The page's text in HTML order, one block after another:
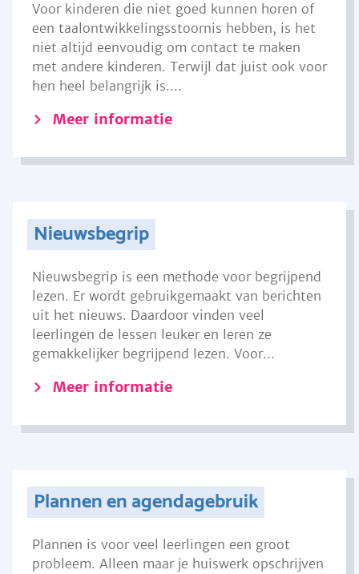
Voor kinderen die niet goed kunnen horen of
een taalontwikkelingsstoornis hebben, is het
niet altijd eenvoudig om contact te maken
met andere kinderen. Terwijl dat juist ook voor
hen heel belangrijk is....
Meer informatie
Nieuwsbegrip
Nieuwsbegrip is een methode voor begrijpend
lezen. Er wordt gebruikgemaakt van berichten
uit het nieuws. Daardoor vinden veel
leerlingen de lessen leuker en leren ze
gemakkelijker begrijpend lezen. Voor...
Meer informatie
Plannen en agendagebruik
Plannen is voor veel leerlingen een groot
probleem. Alleen maar je huiswerk opschrijven